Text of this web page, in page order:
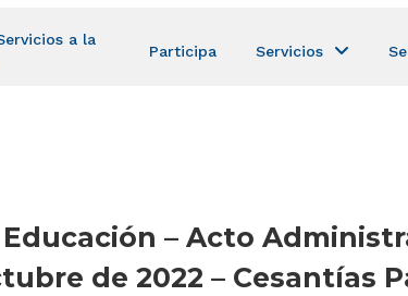
a la
Participa Servicios
– Acto
de 2022 – Cesantías